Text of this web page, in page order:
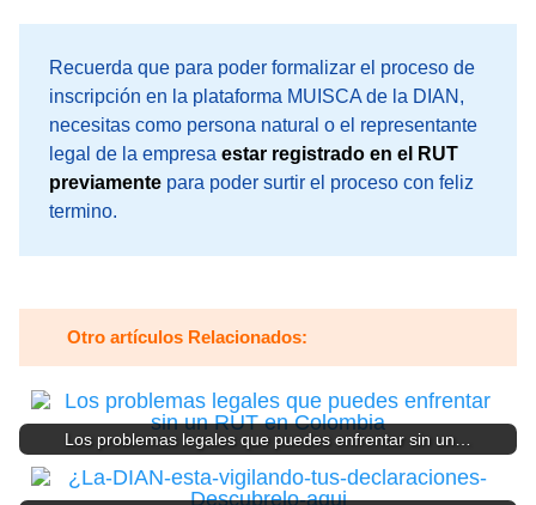
Recuerda que para poder formalizar el proceso de
inscripción en la plataforma MUISCA de la DIAN,
necesitas como persona natural o el representante
legal de la empresa estar registrado en el RUT
previamente para poder surtir el proceso con feliz
termino.
Otro artículos Relacionados:
Los problemas legales que puedes enfrentar sin un…